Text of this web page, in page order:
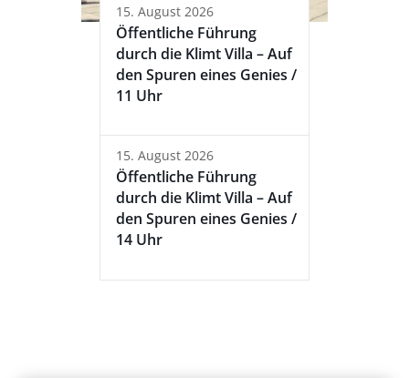
15. August 2026
Öffentliche Führung
durch die Klimt Villa – Auf
den Spuren eines Genies /
11 Uhr
15. August 2026
Öffentliche Führung
durch die Klimt Villa – Auf
den Spuren eines Genies /
14 Uhr